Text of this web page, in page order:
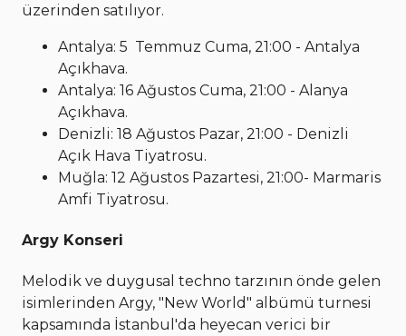
üzerinden satılıyor.
Antalya: 5 Temmuz Cuma, 21:00 - Antalya
Açıkhava.
Antalya: 16 Ağustos Cuma, 21:00 - Alanya
Açıkhava.
Denizli: 18 Ağustos Pazar, 21:00 - Denizli
Açık Hava Tiyatrosu.
Muğla: 12 Ağustos Pazartesi, 21:00- Marmaris
Amfi Tiyatrosu.
Argy Konseri
Melodik ve duygusal techno tarzının önde gelen
isimlerinden Argy, "New World" albümü turnesi
kapsamında İstanbul'da heyecan verici bir